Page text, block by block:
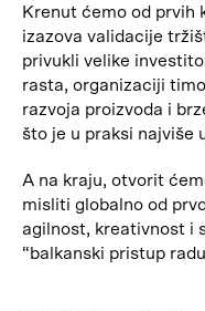
Krenut ćemo od prvih
izazova validacije
privukli velike
rasta, organizaciji
razvoja proizvoda i
što je u praksi najviše
A na kraju, otvorit
misliti globalno od
agilnost, kreativnost i
“balkanski pristup